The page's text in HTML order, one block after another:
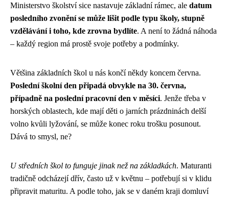
Ministerstvo školství sice nastavuje základní rámec, ale datum
posledního zvonění se může lišit podle typu školy, stupně
vzdělávání i toho, kde zrovna bydlíte. A není to žádná náhoda
– každý region má prostě svoje potřeby a podmínky.
Většina základních škol u nás končí někdy koncem června.
Poslední školní den připadá obvykle na 30. června,
případně na poslední pracovní den v měsíci. Jenže třeba v
horských oblastech, kde mají děti o jarních prázdninách delší
volno kvůli lyžování, se může konec roku trošku posunout.
Dává to smysl, ne?
U středních škol to funguje jinak než na základkách. Maturanti
tradičně odcházejí dřív, často už v květnu – potřebují si v klidu
připravit maturitu. A podle toho, jak se v daném kraji domluví